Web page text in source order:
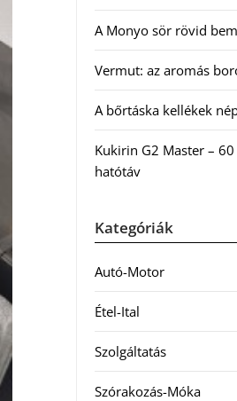
A Monyo sör rövid
Vermut: az aromás
A bőrtáska kellékek
Kukirin G2 Master –
hatótáv
Kategóriák
Autó-Motor
Étel-Ital
Szolgáltatás
Szórakozás-Móka